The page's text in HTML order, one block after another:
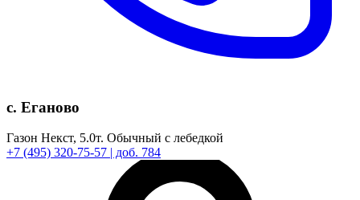
с. Еганово
Газон Некст, 5.0т. Обычный с лебедкой
+7 (495) 320-75-57 | доб. 784